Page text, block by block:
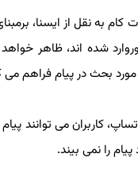
کام به نقل از ایسنا،
شده اند، ظاهر
بحث در پیام فراهم می
کاربران می توانند پیام
را نمی بیند.